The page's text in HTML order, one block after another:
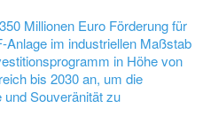
Millionen Euro Förderung für
im industriellen Maßstab
in Höhe von
bis 2030 an, um die
Souveränität zu